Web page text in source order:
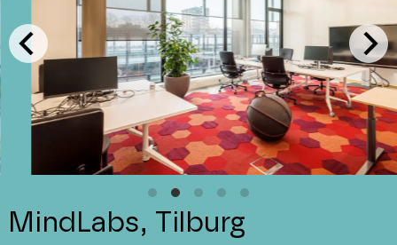
MindLabs, Tilburg